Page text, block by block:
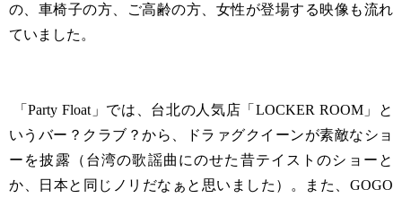
の、車椅子の方、ご高齢の方、女性が登場する映像も流れ
ていました。
「Party Float」では、台北の人気店「LOCKER ROOM」と
いうバー？クラブ？から、ドラァグクイーンが素敵なショ
ーを披露（台湾の歌謡曲にのせた昔テイストのショーと
か、日本と同じノリだなぁと思いました）。また、GOGO